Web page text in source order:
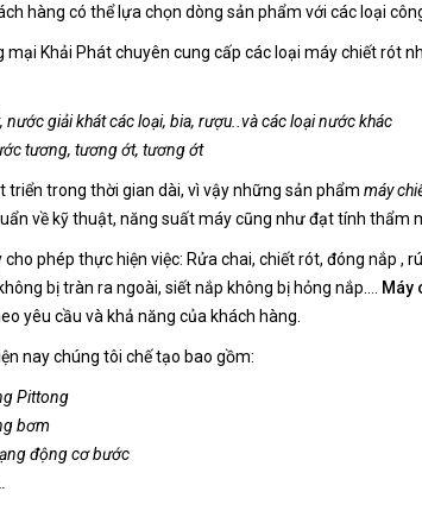
hàng có thể lựa chọn dòng sản phẩm với các loại
mại Khải Phát chuyên cung cấp các loại máy chiết rót
giải khát các loại, bia, rượu..và các loại nước khác
tương, tương ớt, tương ớt
triển trong thời gian dài, vì vậy những sản phẩm máy
về kỹ thuật, năng suất máy cũng như đạt tính thẩm
phép thực hiện việc: Rửa chai, chiết rót, đóng nắp ,
bị tràn ra ngoài, siết nắp không bị hỏng nắp…. Máy
yêu cầu và khả năng của khách hàng.
nay chúng tôi chế tạo bao gồm:
Pittong
bơm
động cơ bước